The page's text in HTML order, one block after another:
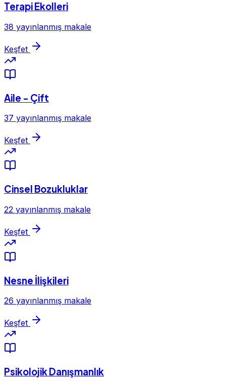
Terapi Ekolleri
38 yayınlanmış makale
Keşfet
Aile - Çift
37 yayınlanmış makale
Keşfet
Cinsel Bozukluklar
22 yayınlanmış makale
Keşfet
Nesne İlişkileri
26 yayınlanmış makale
Keşfet
Psikolojik Danışmanlık